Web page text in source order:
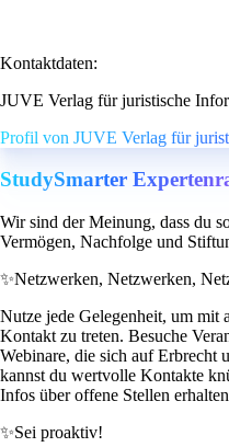
Kontaktdaten:
JUVE Verlag für juristische
Profil von JUVE Verlag für
StudySmarter
Wir sind der Meinung, dass du
Vermögen, Nachfolge und
✨Netzwerken, Netzwerken,
Nutze jede Gelegenheit, um mit
Kontakt zu treten. Besuche
Webinare, die sich auf Erbrecht
kannst du wertvolle Kontakte
Infos über offene Stellen
✨Sei proaktiv!